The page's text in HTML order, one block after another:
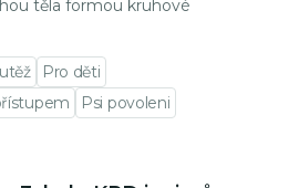
těla formou kruhové
Pro děti
Psi povoleni